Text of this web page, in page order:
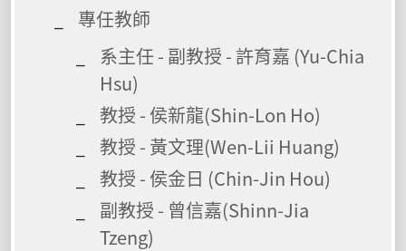
專任教師
系主任 - 副教授 - 許育嘉 (Yu-Chia
Hsu)
教授 - 侯新龍(Shin-Lon Ho)
教授 - 黃文理(Wen-Lii Huang)
教授 - 侯金日 (Chin-Jin Hou)
副教授 - 曾信嘉(Shinn-Jia
Tzeng)